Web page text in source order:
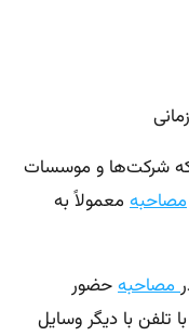
شرکت‌ها و موسسات
مصاحبهمعمولاً به
مصاحبهحضور
تلفن با دیگر وسایل